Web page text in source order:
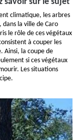
climatique, les arbres
la ville de Caro
le rôle de ces végétaux
à couper les
Ainsi, la coupe de
si ces végétaux
Les situations